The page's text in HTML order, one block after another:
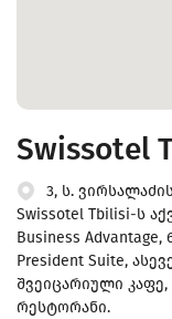
Swissotel
3, ს.
Swissotel Tbilisi-ს
Business Advantage,
President Suite,
შვეიცარიული
რესტორანი.